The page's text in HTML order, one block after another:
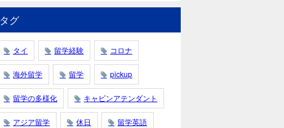
タグ
タイ 留学経験 コロナ
海外留学 留学 pickup
留学の多様化 キャビンアテンダント
アジア留学 休日 留学英語